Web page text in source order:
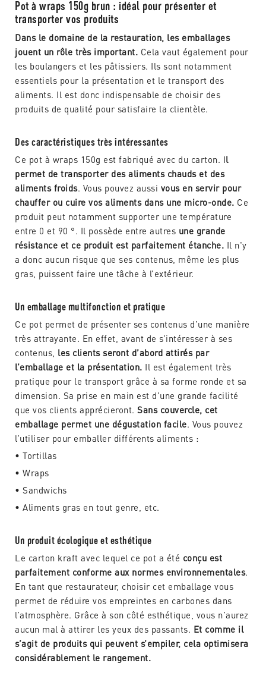
Pot à wraps 150g brun : idéal pour présenter et
transporter vos produits
Dans le domaine de la restauration, les emballages
jouent un rôle très important. Cela vaut également pour
les boulangers et les pâtissiers. Ils sont notamment
essentiels pour la présentation et le transport des
aliments. Il est donc indispensable de choisir des
produits de qualité pour satisfaire la clientèle.
Des caractéristiques très intéressantes
Ce pot à wraps 150g est fabriqué avec du carton. Il
permet de transporter des aliments chauds et des
aliments froids. Vous pouvez aussi vous en servir pour
chauffer ou cuire vos aliments dans une micro-onde. Ce
produit peut notamment supporter une température
entre 0 et 90 °. Il possède entre autres une grande
résistance et ce produit est parfaitement étanche. Il n'y
a donc aucun risque que ses contenus, même les plus
gras, puissent faire une tâche à l’extérieur.
Un emballage multifonction et pratique
Ce pot permet de présenter ses contenus d’une manière
très attrayante. En effet, avant de s’intéresser à ses
contenus, les clients seront d’abord attirés par
l’emballage et la présentation. Il est également très
pratique pour le transport grâce à sa forme ronde et sa
dimension. Sa prise en main est d’une grande facilité
que vos clients apprécieront. Sans couvercle, cet
emballage permet une dégustation facile. Vous pouvez
l’utiliser pour emballer différents aliments :
• Tortillas
• Wraps
• Sandwichs
• Aliments gras en tout genre, etc.
Un produit écologique et esthétique
Le carton kraft avec lequel ce pot a été conçu est
parfaitement conforme aux normes environnementales.
En tant que restaurateur, choisir cet emballage vous
permet de réduire vos empreintes en carbones dans
l’atmosphère. Grâce à son côté esthétique, vous n’aurez
aucun mal à attirer les yeux des passants. Et comme il
s’agit de produits qui peuvent s’empiler, cela optimisera
considérablement le rangement.